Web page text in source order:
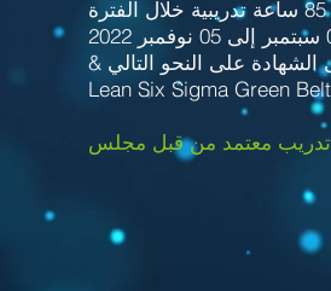
Lean Six Sigma Green Belt